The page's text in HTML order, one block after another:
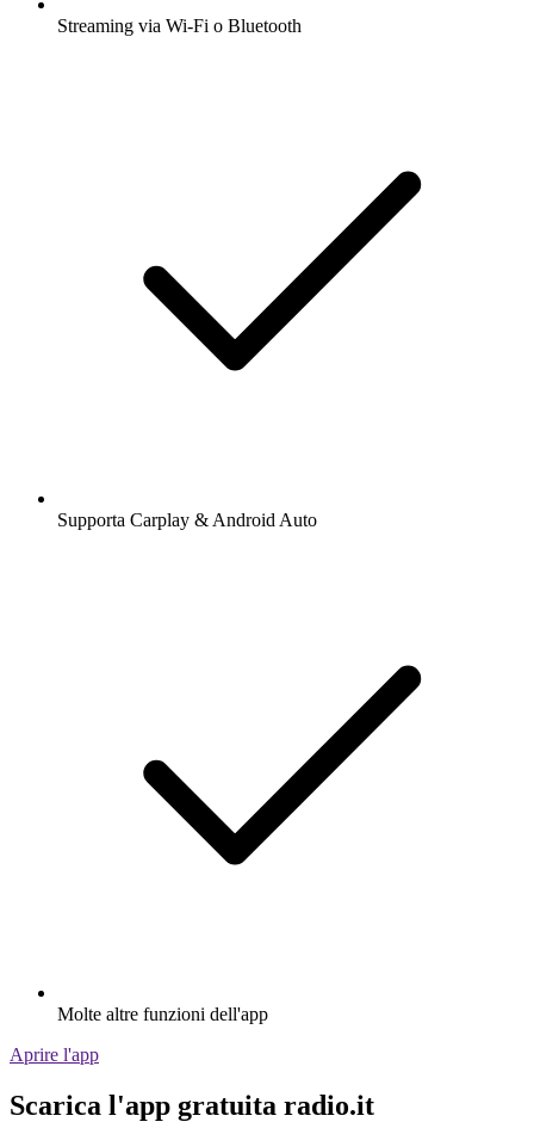
Streaming via Wi-Fi o Bluetooth
Supporta Carplay & Android Auto
Molte altre funzioni dell'app
Aprire l'app
Scarica l'app gratuita radio.it